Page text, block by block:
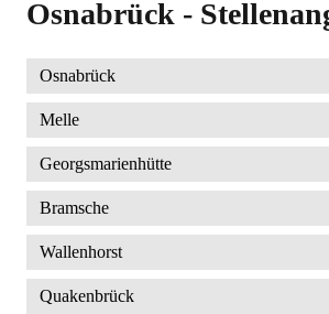
Osnabrück -
Osnabrück
Melle
Georgsmarienhütte
Bramsche
Wallenhorst
Quakenbrück